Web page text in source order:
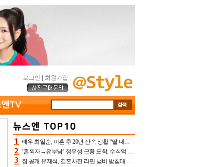
로그인 회원가입
배우 최일순, 이혼 후 20년 산속 생활 “딸 내가 버렸다고 원망‥맘 아파”(특종)[어제TV]
‘혼외자→유부남’ 정우성 근황 포착, 수식억 해킹 피해 후배 만났다 “존경하는”
집 공개 유재석, 결혼사진 라면 냄비 받침대 되고 분노‥가족사진도 피해(놀뭐)[어제TV]